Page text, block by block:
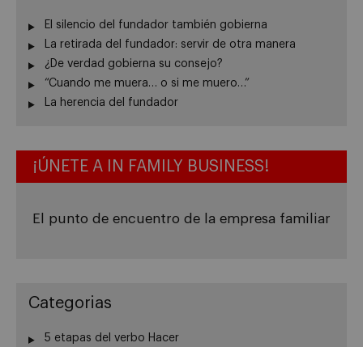
El silencio del fundador también gobierna
La retirada del fundador: servir de otra manera
¿De verdad gobierna su consejo?
“Cuando me muera… o si me muero…”
La herencia del fundador
¡ÚNETE A IN FAMILY BUSINESS!
El punto de encuentro de la empresa familiar
Categorias
5 etapas del verbo Hacer